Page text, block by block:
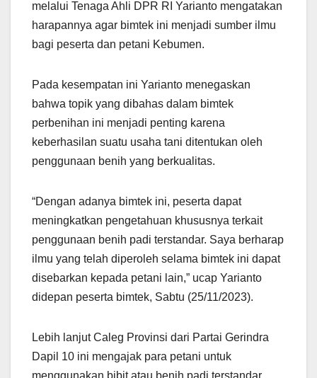
melalui Tenaga Ahli DPR RI Yarianto mengatakan
harapannya agar bimtek ini menjadi sumber ilmu
bagi peserta dan petani Kebumen.
Pada kesempatan ini Yarianto menegaskan
bahwa topik yang dibahas dalam bimtek
perbenihan ini menjadi penting karena
keberhasilan suatu usaha tani ditentukan oleh
penggunaan benih yang berkualitas.
“Dengan adanya bimtek ini, peserta dapat
meningkatkan pengetahuan khususnya terkait
penggunaan benih padi terstandar. Saya berharap
ilmu yang telah diperoleh selama bimtek ini dapat
disebarkan kepada petani lain,” ucap Yarianto
didepan peserta bimtek, Sabtu (25/11/2023).
Lebih lanjut Caleg Provinsi dari Partai Gerindra
Dapil 10 ini mengajak para petani untuk